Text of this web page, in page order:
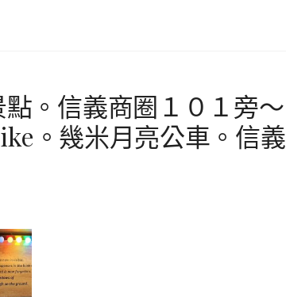
。信義商圈１０１旁～
。幾米月亮公車。信義